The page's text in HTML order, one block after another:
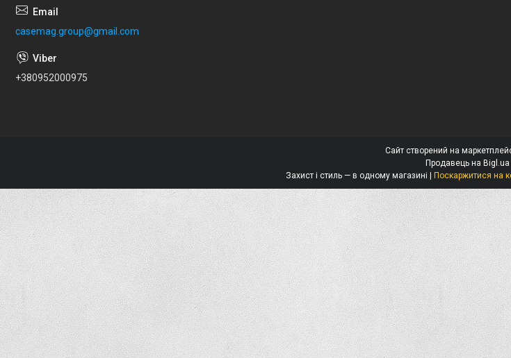
casemag.group@gmail.com
+380952000975
Сайт створений на
Продавець на Bigl.ua
Захист і стиль — в одному магазині | Поскаржитися на